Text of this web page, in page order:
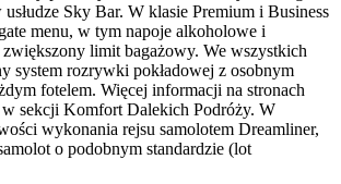
Sky Bar. W klasie Premium i Business
menu, w tym napoje alkoholowe i
limit bagażowy. We wszystkich
system rozrywki pokładowej z osobnym
fotelem. Więcej informacji na stronach
sekcji Komfort Dalekich Podróży. W
wykonania rejsu samolotem Dreamliner,
o podobnym standardzie (lot